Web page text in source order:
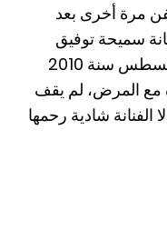
مرة أخرى بعد
قررت الفنانة سميحة توفيق
إعتزال العمل بالفن، وفي يوم 11 أغسطس سنة 2010
مع المرض، لم يقف
الفنانة شادية رحمها